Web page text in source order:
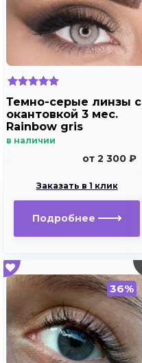
Темно-серые линзы с
окантовкой 3 мес.
Rainbow gris
в наличии
от 2 300 ₽
Заказать в 1 клик
Подробнее
36%